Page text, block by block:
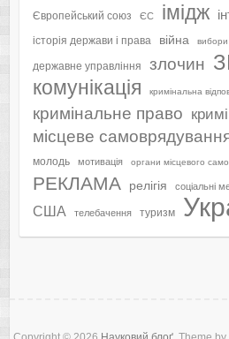
Європейський союз ЄС імідж
історія держави і права війна вибори
державне управління злочин
комунікація кримінальна
кримінальне право
місцеве
молодь мотивація органи місцевого
РЕКЛАМА релігія соціальні
США телебачення туризм